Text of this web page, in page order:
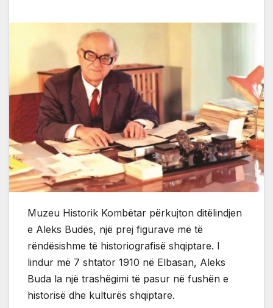
Muzeu Historik Kombëtar përkujton ditëlindjen
e Aleks Budës, një prej figurave më të
rëndësishme të historiografisë shqiptare. I
lindur më 7 shtator 1910 në Elbasan, Aleks
Buda la një trashëgimi të pasur në fushën e
historisë dhe kulturës shqiptare.